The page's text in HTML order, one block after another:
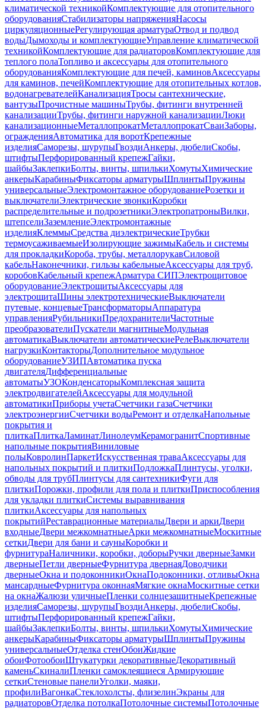
климатической техникойКомплектующие для отопительного
оборудованияСтабилизаторы напряженияНасосы
циркуляционныеРегулирующая арматураОтвод и подвод
водыДымоходы и комплектующиеУправление климатической
техникойКомплектующие для радиаторовКомплектующие для
теплого полаТопливо и аксессуары для отопительного
оборудованияКомплектующие для печей, каминовАксессуары
для каминов, печейКомплектующие для отопительных котлов,
водонагревателейКанализацияТросы сантехнические,
вантузыПрочистные машиныТрубы, фитинги внутренней
канализацииТрубы, фитинги наружной канализацииЛюки
канализационныеМеталлопрокатМеталлопрокатСваиЗаборы,
огражденияАвтоматика для воротКрепежные
изделияСаморезы, шурупыГвоздиАнкеры, дюбелиСкобы,
штифтыПерфорированный крепежГайки,
шайбыЗаклепкиБолты, винты, шпилькиХомутыХимические
анкерыКарабиныФиксаторы арматурыШплинтыПружины
универсальныеЭлектромонтажное оборудованиеРозетки и
выключателиЭлектрические звонкиКоробки
распределительные и подрозетникиЭлектропатроныВилки,
штепселиЗаземлениеЭлектромонтажные
изделияКлеммыСредства диэлектрическиеТрубки
термоусаживаемыеИзолирующие зажимыКабель и системы
для прокладкиКороба, трубы, металлорукавСиловой
кабельНаконечники, гильзы кабельныеАксессуары для труб,
коробовКабельный крепежАрматура СИПЭлектрощитовое
оборудованиеЭлектрощитыАксессуары для
электрощитаШины электротехническиеВыключатели
путевые, концевыеТрансформаторыАппаратура
управленияРубильникиПредохранителиЧастотные
преобразователиПускатели магнитныеМодульная
автоматикаВыключатели автоматическиеРелеВыключатели
нагрузкиКонтакторыДополнительное модульное
оборудованиеУЗИПАвтоматика пуска
двигателяДифференциальные
автоматыУЗОКонденсаторыКомплексная защита
электродвигателейАксессуары для модульной
автоматикиПриборы учетаСчетчики газаСчетчики
электроэнергииСчетчики водыРемонт и отделкаНапольные
покрытия и
плиткаПлиткаЛаминатЛинолеумКерамогранитСпортивные
напольные покрытияВиниловые
полыКовролинПаркетИскусственная траваАксессуары для
напольных покрытий и плиткиПодложкаПлинтусы, уголки,
обводы для трубПлинтусы для сантехникиФуги для
плиткиПорожки, профили для пола и плиткиПриспособления
для укладки плиткиСистемы выравнивания
плиткиАксессуары для напольных
покрытийРеставрационные материалыДвери и аркиДвери
входныеДвери межкомнатныеАрки межкомнатныеМоскитные
сеткиДвери для бани и сауныКоробки и
фурнитураНаличники, коробки, доборыРучки дверныеЗамки
дверныеПетли дверныеФурнитура двернаяДоводчики
дверныеОкна и подоконникиОкнаПодоконники, отливыОкна
мансардныеФурнитура оконнаяМягкие окнаМоскитные сетки
на окнаЖалюзи уличныеПленки солнцезащитныеКрепежные
изделияСаморезы, шурупыГвоздиАнкеры, дюбелиСкобы,
штифтыПерфорированный крепежГайки,
шайбыЗаклепкиБолты, винты, шпилькиХомутыХимические
анкерыКарабиныФиксаторы арматурыШплинтыПружины
универсальныеОтделка стенОбоиЖидкие
обоиФотообоиШтукатурки декоративныеДекоративный
каменьСкиналиПленки самоклеящиеся Армирующие
сеткиСтеновые панелиУголки, маяки,
профилиВагонкаСтеклохолсты, флизелинЭкраны для
радиаторовОтделка потолкаПотолочные системыПотолочные